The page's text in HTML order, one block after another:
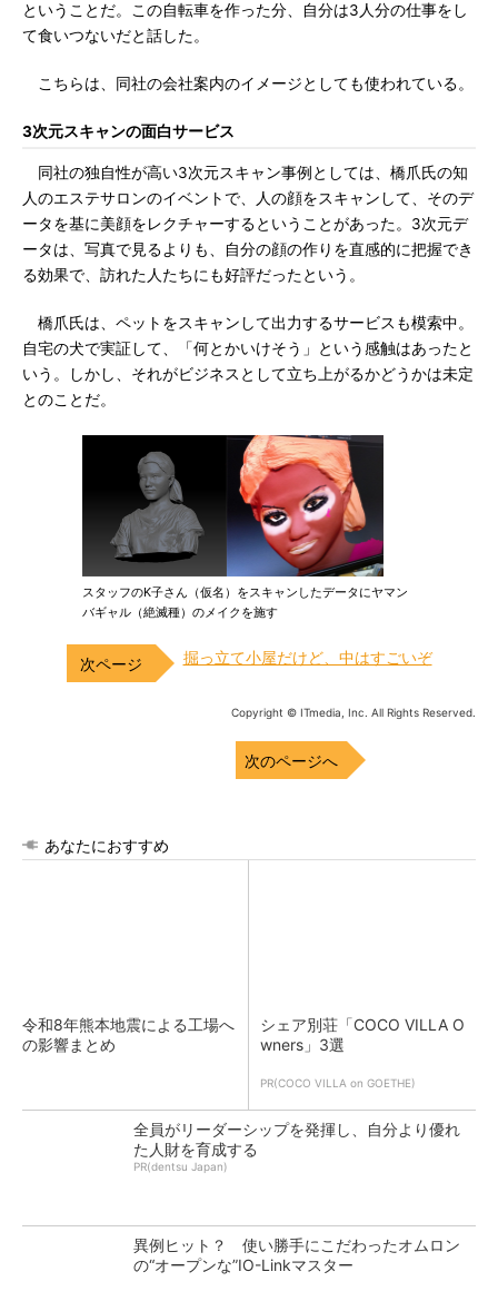
ということだ。この自転車を作った分、自分は3人分の仕事をし
て食いつないだと話した。
こちらは、同社の会社案内のイメージとしても使われている。
3次元スキャンの面白サービス
同社の独自性が高い3次元スキャン事例としては、橋爪氏の知
人のエステサロンのイベントで、人の顔をスキャンして、そのデ
ータを基に美顔をレクチャーするということがあった。3次元デ
ータは、写真で見るよりも、自分の顔の作りを直感的に把握でき
る効果で、訪れた人たちにも好評だったという。
橋爪氏は、ペットをスキャンして出力するサービスも模索中。
自宅の犬で実証して、「何とかいけそう」という感触はあったと
いう。しかし、それがビジネスとして立ち上がるかどうかは未定
とのことだ。
スタッフのK子さん（仮名）をスキャンしたデータにヤマン
バギャル（絶滅種）のメイクを施す
掘っ立て小屋だけど、中はすごいぞ
Copyright © ITmedia, Inc. All Rights Reserved.
次のページへ
あなたにおすすめ
令和8年熊本地震による工場へ
の影響まとめ
シェア別荘「COCO VILLA O
wners」3選
PR(COCO VILLA on GOETHE)
全員がリーダーシップを発揮し、自分より優れ
た人財を育成する
PR(dentsu Japan)
異例ヒット？ 使い勝手にこだわったオムロン
の“オープンな”IO-Linkマスター